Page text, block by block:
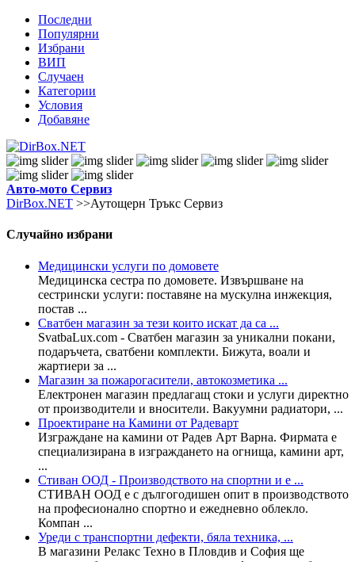
Последни
Популярни
Избрани
ВИП
Случаен
Категории
Условия
Добавяне
Авто-мото Сервиз
DirBox.NET >>Аутощерн Тръкс Сервиз
Случайно избрани
Медицински услуги по домовете
Медицинска сестра по домовете. Извършване на
сестрински услуги: поставяне на мускулна инжекция,
постав ...
Сватбен магазин за тези които искат да са ...
SvatbaLux.com - Сватбен магазин за уникални покани,
подаръчета, сватбени комплекти. Бижута, воали и
жартиери за ...
Магазин за пожарогасители, автокозметика ...
Eлектронен магазин предлагащ стоки и услуги директно
от производители и вносители. Вакуумни радиатори, ...
Проектиране на Камини от Радеварт
Изграждане на камини от Радев Арт Варна. Фирмата е
специализирана в изграждането на огнища, камини арт,
...
Стиван ООД - Производството на спортни и е ...
СТИВАН ООД е с дългогодишен опит в производството
на професионално спортно и ежедневно облекло.
Компан ...
Уреди с транспортни дефекти, бяла техника, ...
В магазини Релакс Техно в Пловдив и София ще